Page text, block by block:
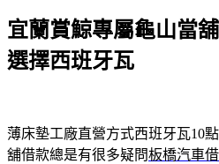
於
宜蘭賞鯨專屬龜山當
選擇西班牙瓦
薄床墊工廠直營方式西班牙瓦10
舖借款總是有很多疑問板橋汽車